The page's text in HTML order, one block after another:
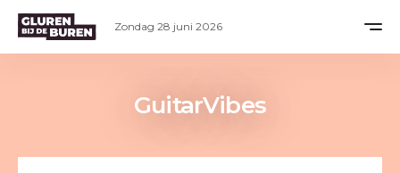
GuitarVibes
Zondag 28 juni 2026